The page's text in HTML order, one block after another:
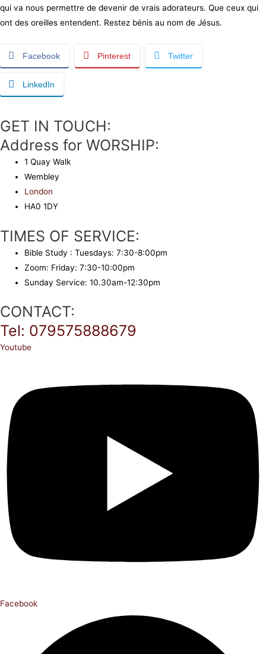
qui va nous permettre de devenir de vrais adorateurs. Que ceux qui
ont des oreilles entendent. Restez bénis au nom de Jésus.
Facebook Pinterest Twitter
LinkedIn
GET IN TOUCH:
Address for WORSHIP:
1 Quay Walk
Wembley
London
HA0 1DY
TIMES OF SERVICE:
Bible Study : Tuesdays: 7:30-8:00pm
Zoom: Friday: 7:30-10:00pm
Sunday Service: 10.30am-12:30pm
CONTACT:
Tel: 079575888679
Youtube
Facebook